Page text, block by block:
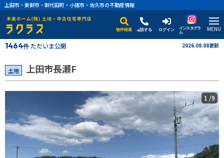
上田市・東御市・御代田町・小諸市・佐久市の不動産情報
物件検索 電話する ログイン
インスタグラ
ム
MENU
1464件ただいま公開 2026.08.08更新
土地 上田市長瀬F
1 /9